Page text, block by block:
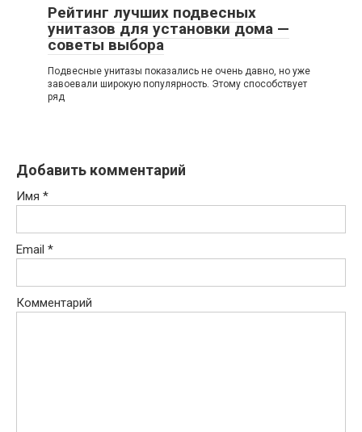
Рейтинг лучших подвесных
унитазов для установки дома —
советы выбора
Подвесные унитазы показались не очень давно, но уже
завоевали широкую популярность. Этому способствует
ряд
Добавить комментарий
Имя *
Email *
Комментарий